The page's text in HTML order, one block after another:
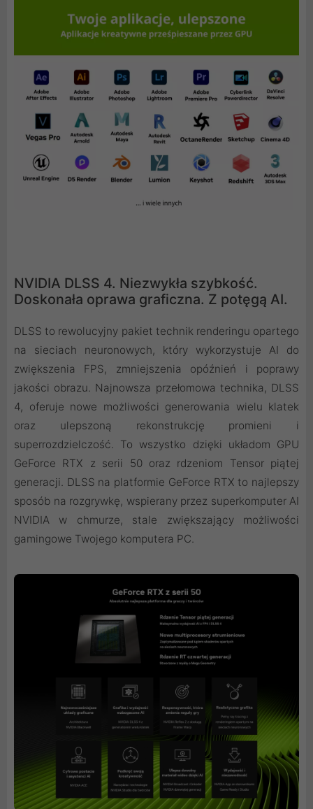
NVIDIA DLSS 4. Niezwykła szybkość.
Doskonała oprawa graficzna. Z potęgą AI.
DLSS to rewolucyjny pakiet technik renderingu opartego
na sieciach neuronowych, który wykorzystuje AI do
zwiększenia FPS, zmniejszenia opóźnień i poprawy
jakości obrazu. ‌Najnowsza przełomowa technika, DLSS
4, oferuje nowe możliwości generowania wielu klatek
oraz ulepszoną rekonstrukcję promieni i
superrozdzielczość. To wszystko dzięki układom GPU
GeForce RTX z serii 50 oraz rdzeniom Tensor piątej
generacji. DLSS na platformie GeForce RTX to najlepszy
sposób na rozgrywkę, wspierany przez superkomputer AI
NVIDIA w chmurze, stale zwiększający możliwości
gamingowe Twojego komputera PC.